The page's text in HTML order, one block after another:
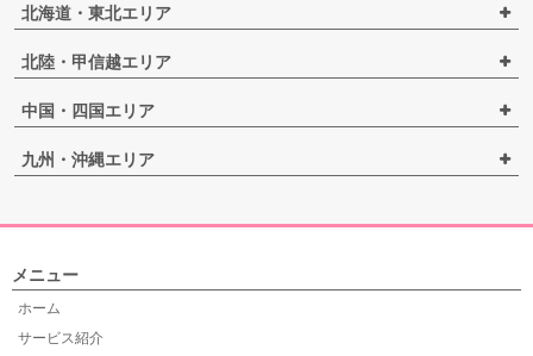
北海道・東北エリア
北陸・甲信越エリア
中国・四国エリア
九州・沖縄エリア
メニュー
ホーム
サービス紹介